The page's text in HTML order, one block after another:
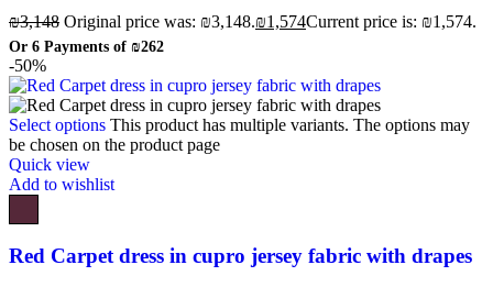
₪3,148 Original price was: ₪3,148.₪1,574Current price is: ₪1,574.
Or 6 Payments of ₪262
-50%
Select options This product has multiple variants. The options may
be chosen on the product page
Quick view
Add to wishlist
Red Carpet dress in cupro jersey fabric with drapes